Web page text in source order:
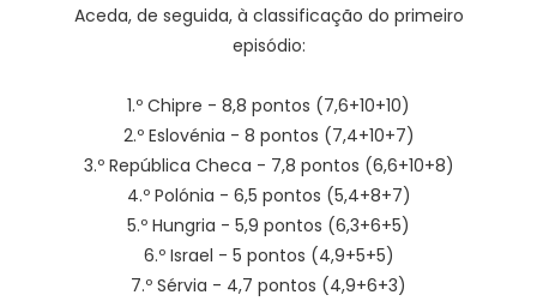
Aceda, de seguida, à classificação do primeiro
episódio:
1.º Chipre - 8,8 pontos (7,6+10+10)
2.º Eslovénia - 8 pontos (7,4+10+7)
3.º República Checa - 7,8 pontos (6,6+10+8)
4.º Polónia - 6,5 pontos (5,4+8+7)
5.º Hungria - 5,9 pontos (6,3+6+5)
6.º Israel - 5 pontos (4,9+5+5)
7.º Sérvia - 4,7 pontos (4,9+6+3)